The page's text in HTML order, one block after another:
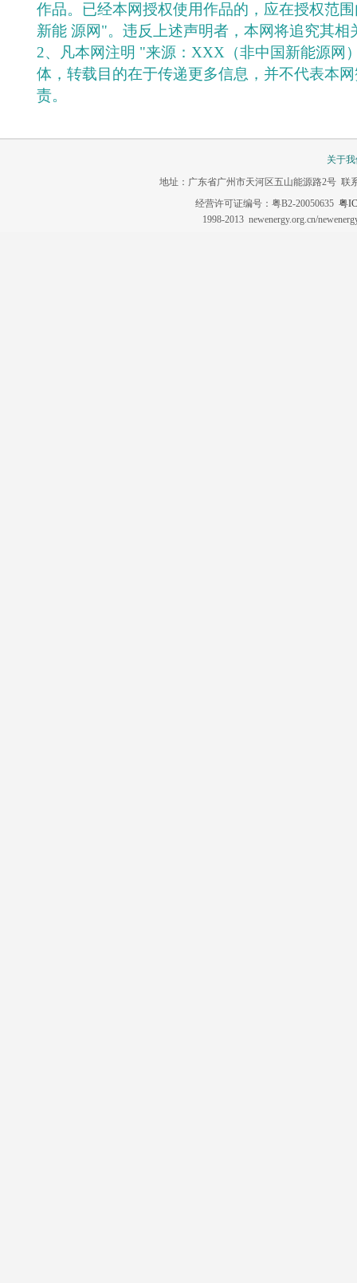
作品。已经本网授权使用作品的，应在授权范
新能 源网"。违反上述声明者，本网将追究其相
2、凡本网注明 "来源：XXX（非中国新能源网
体，转载目的在于传递更多信息，并不代表本
责。
关于
地址：广东省广州市天河区五山能源路2号 联
经营许可证编号：粤B2-20050635 粤
1998-2013 newenergy.org.cn/